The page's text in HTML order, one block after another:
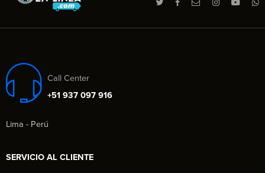
Call Center
+51 937 097 916
Lima - Perú
SERVICIO AL CLIENTE